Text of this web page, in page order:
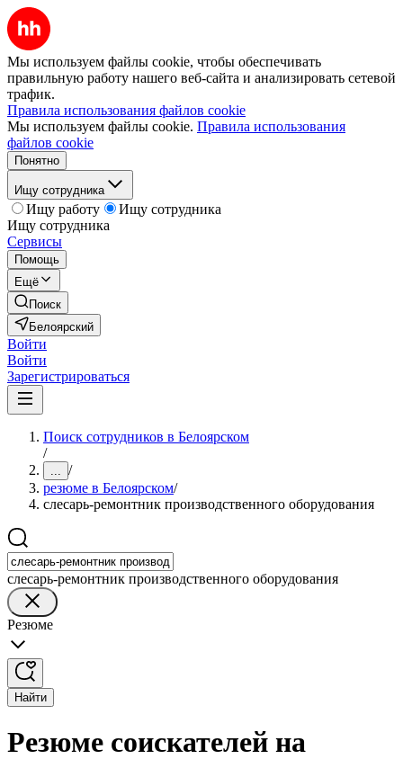
Мы используем файлы cookie, чтобы обеспечивать
правильную работу нашего веб-сайта и анализировать сетевой
трафик.
Правила использования файлов cookie
Мы используем файлы cookie. Правила использования
файлов cookie
Понятно
Ищу сотрудника
Ищу работу
Ищу сотрудника
Ищу сотрудника
Сервисы
Помощь
Ещё
Поиск
Белоярский
Войти
Войти
Зарегистрироваться
Поиск сотрудников в Белоярском
/
... /
резюме в Белоярском/
слесарь-ремонтник производственного оборудования
слесарь-ремонтник производственного оборудования
Резюме
Найти
Резюме соискателей на